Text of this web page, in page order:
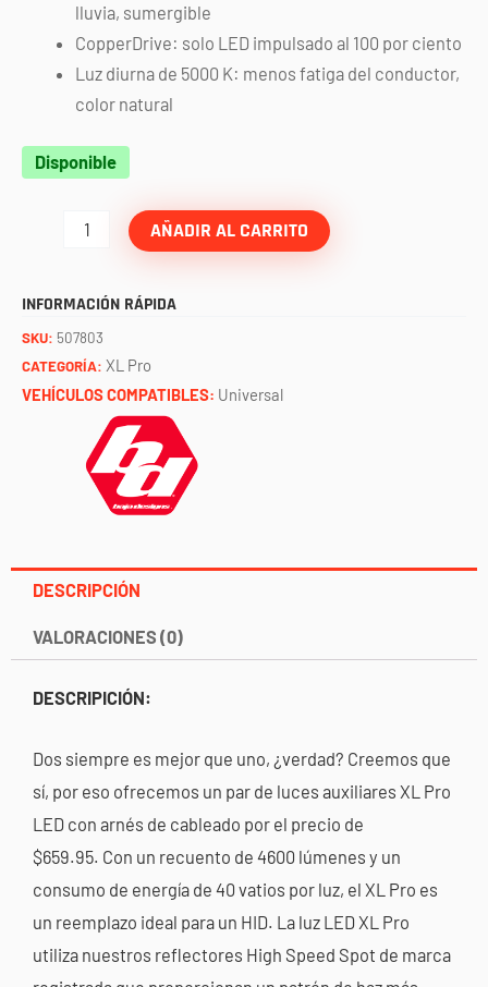
lluvia, sumergible
CopperDrive: solo LED impulsado al 100 por ciento
Luz diurna de 5000 K: menos fatiga del conductor,
color natural
Disponible
Faros
BAJA
DESIGNS
AÑADIR AL CARRITO
INFORMACIÓN RÁPIDA
SKU: 507803
CATEGORÍA: XL Pro
VEHÍCULOS COMPATIBLES: Universal
DESCRIPCIÓN
VALORACIONES (0)
DESCRIPICIÓN:
Dos siempre es mejor que uno, ¿verdad? Creemos que
sí, por eso ofrecemos un par de luces auxiliares XL Pro
LED con arnés de cableado por el precio de
$659.95. Con un recuento de 4600 lúmenes y un
consumo de energía de 40 vatios por luz, el XL Pro es
un reemplazo ideal para un HID. La luz LED XL Pro
utiliza nuestros reflectores High Speed ​​Spot de marca